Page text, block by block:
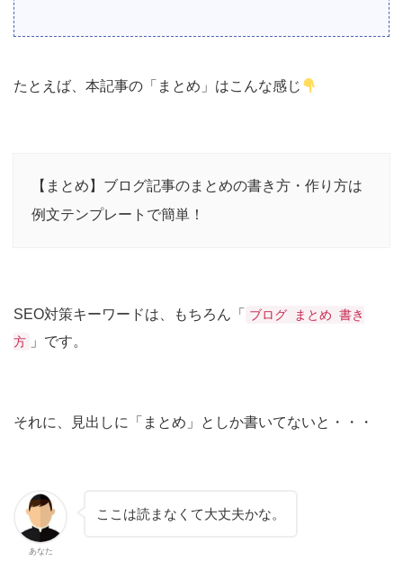
たとえば、本記事の「まとめ」はこんな感じ
【まとめ】ブログ記事のまとめの書き方・作り方は
例文テンプレートで簡単！
SEO対策キーワードは、もちろん「
ブログ まとめ 書き
方
」です。
それに、見出しに「まとめ」としか書いてないと・・・
あなた
ここは読まなくて大丈夫かな。